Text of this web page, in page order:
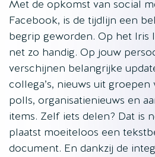
Met de opkomst van social
Facebook, is de tijdlijn een
begrip geworden. Op het
net zo handig. Op jouw
verschijnen belangrijke
collega’s, nieuws uit
polls, organisatienieuws en
items. Zelf iets delen? Dat is
plaatst moeiteloos een
document. En dankzij de